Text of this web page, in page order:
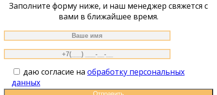
Заполните форму ниже, и наш менеджер свяжется с
вами в ближайшее время.
даю согласие на обработку персональных
данных